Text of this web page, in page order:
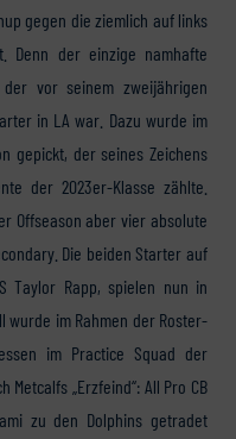
gegen die ziemlich auf links
Denn der einzige namhafte
vor seinem zweijährigen
in LA war. Dazu wurde im
gepickt, der seines Zeichens
der 2023er-Klasse zählte.
Offseason aber vier absolute
Die beiden Starter auf
Taylor Rapp, spielen nun in
wurde im Rahmen der Roster-
im Practice Squad der
„Erzfeind“: All Pro CB
zu den Dolphins getradet